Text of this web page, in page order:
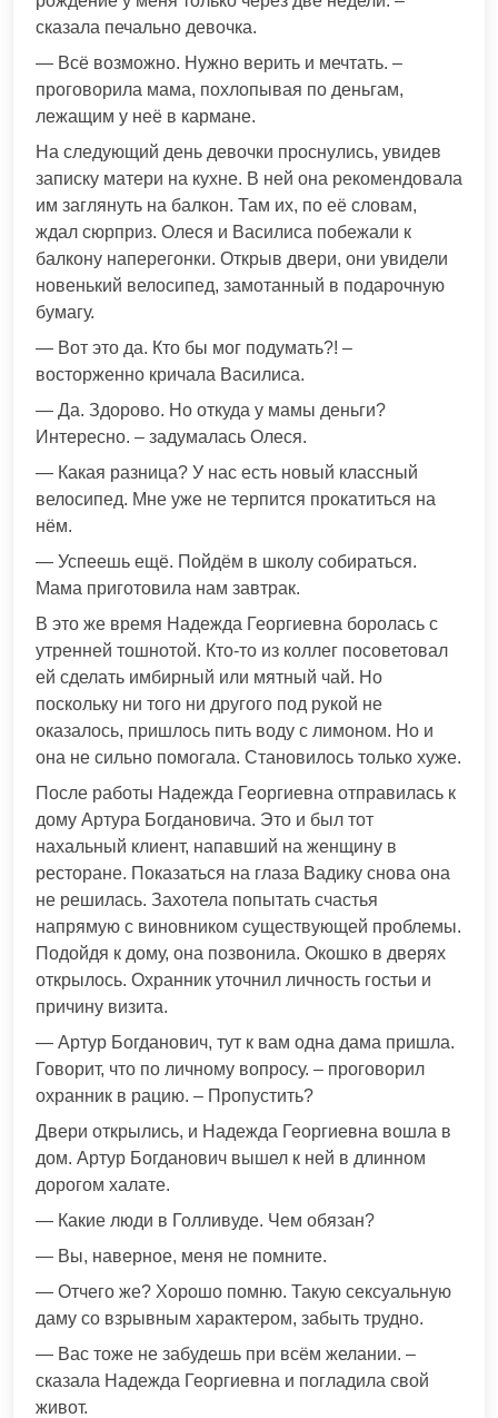
сказала печально девочка.
— Всё возможно. Нужно верить и мечтать. –
проговорила мама, похлопывая по деньгам,
лежащим у неё в кармане.
На следующий день девочки проснулись, увидев
записку матери на кухне. В ней она рекомендовала
им заглянуть на балкон. Там их, по её словам,
ждал сюрприз. Олеся и Василиса побежали к
балкону наперегонки. Открыв двери, они увидели
новенький велосипед, замотанный в подарочную
бумагу.
— Вот это да. Кто бы мог подумать?! –
восторженно кричала Василиса.
— Да. Здорово. Но откуда у мамы деньги?
Интересно. – задумалась Олеся.
— Какая разница? У нас есть новый классный
велосипед. Мне уже не терпится прокатиться на
нём.
— Успеешь ещё. Пойдём в школу собираться.
Мама приготовила нам завтрак.
В это же время Надежда Георгиевна боролась с
утренней тошнотой. Кто-то из коллег посоветовал
ей сделать имбирный или мятный чай. Но
поскольку ни того ни другого под рукой не
оказалось, пришлось пить воду с лимоном. Но и
она не сильно помогала. Становилось только хуже.
После работы Надежда Георгиевна отправилась к
дому Артура Богдановича. Это и был тот
нахальный клиент, напавший на женщину в
ресторане. Показаться на глаза Вадику снова она
не решилась. Захотела попытать счастья
напрямую с виновником существующей проблемы.
Подойдя к дому, она позвонила. Окошко в дверях
открылось. Охранник уточнил личность гостьи и
причину визита.
— Артур Богданович, тут к вам одна дама пришла.
Говорит, что по личному вопросу. – проговорил
охранник в рацию. – Пропустить?
Двери открылись, и Надежда Георгиевна вошла в
дом. Артур Богданович вышел к ней в длинном
дорогом халате.
— Какие люди в Голливуде. Чем обязан?
— Вы, наверное, меня не помните.
— Отчего же? Хорошо помню. Такую сексуальную
даму со взрывным характером, забыть трудно.
— Вас тоже не забудешь при всём желании. –
сказала Надежда Георгиевна и погладила свой
живот.